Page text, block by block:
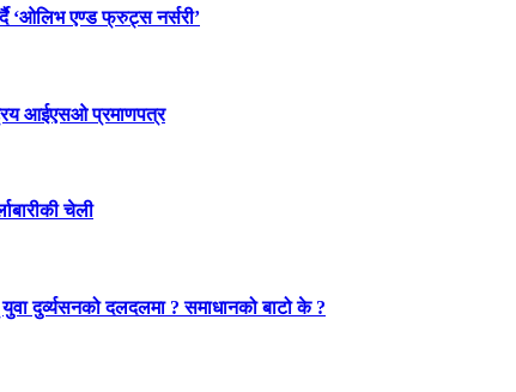
‘ओलिभ एण्ड फ्रुट्स नर्सरी’
आईएसओ प्रमाणपत्र
चेली
दुर्व्यसनको दलदलमा ? समाधानको बाटो के ?